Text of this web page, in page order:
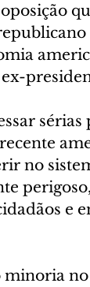
no
e
minoria